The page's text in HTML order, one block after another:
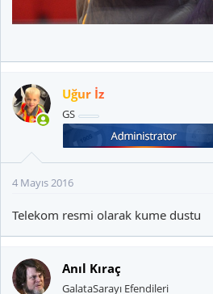
Uğur İz
GS
4 Mayıs 2016
Telekom resmi olarak kume dustu
Anıl Kıraç
GalataSarayı Efendileri